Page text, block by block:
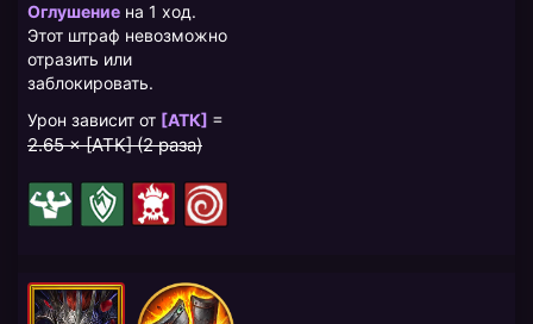
Оглушение на 1 ход.
Этот штраф невозможно
отразить или
заблокировать.
Урон зависит от [АТК] =
2.65 × [АТК] (2 раза)